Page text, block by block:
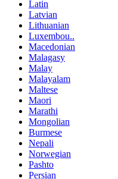
Latin
Latvian
Lithuanian
Luxembou..
Macedonian
Malagasy
Malay
Malayalam
Maltese
Maori
Marathi
Mongolian
Burmese
Nepali
Norwegian
Pashto
Persian